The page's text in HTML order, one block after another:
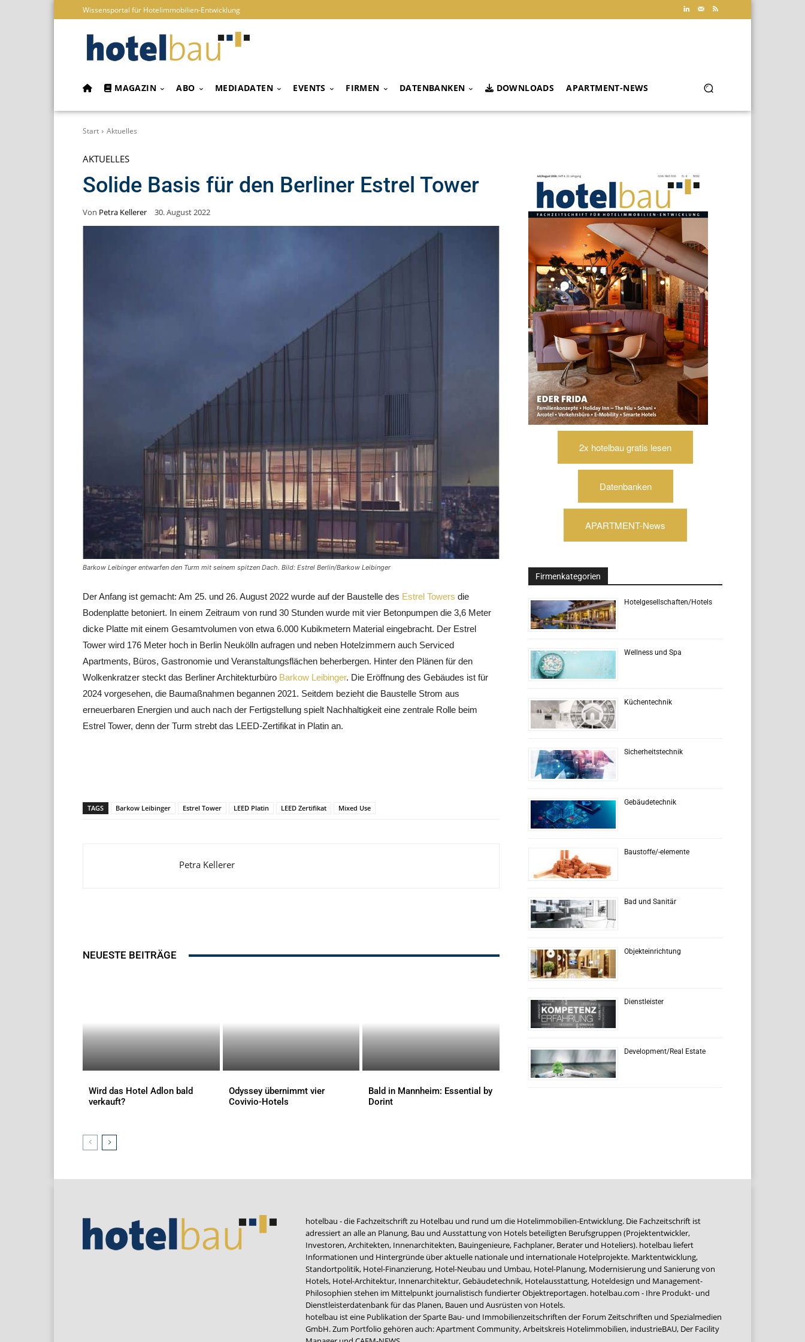
Wissensportal für Hotelimmobilien-Entwicklung
MAGAZIN ABO MEDIADATEN EVENTS FIRMEN DATENBANKEN DOWNLOADS APARTMENT-NEWS
Start Aktuelles
AKTUELLES
Solide Basis für den Berliner Estrel Tower
Von Petra Kellerer 30. August 2022
Barkow Leibinger entwarfen den Turm mit seinem spitzen Dach. Bild: Estrel Berlin/Barkow Leibinger
Der Anfang ist gemacht: Am 25. und 26. August 2022 wurde auf der Baustelle des Estrel Towers die
Bodenplatte betoniert. In einem Zeitraum von rund 30 Stunden wurde mit vier Betonpumpen die 3,6 Meter
dicke Platte mit einem Gesamtvolumen von etwa 6.000 Kubikmetern Material eingebracht. Der Estrel
Tower wird 176 Meter hoch in Berlin Neukölln aufragen und neben Hotelzimmern auch Serviced
Apartments, Büros, Gastronomie und Veranstaltungsflächen beherbergen. Hinter den Plänen für den
Wolkenkratzer steckt das Berliner Architekturbüro Barkow Leibinger. Die Eröffnung des Gebäudes ist für
2024 vorgesehen, die Baumaßnahmen begannen 2021. Seitdem bezieht die Baustelle Strom aus
erneuerbaren Energien und auch nach der Fertigstellung spielt Nachhaltigkeit eine zentrale Rolle beim
Estrel Tower, denn der Turm strebt das LEED-Zertifikat in Platin an.
TAGS Barkow Leibinger Estrel Tower LEED Platin LEED Zertifikat Mixed Use
Petra Kellerer
NEUESTE BEITRÄGE
Wird das Hotel Adlon bald
verkauft?
Odyssey übernimmt vier
Covivio-Hotels
Bald in Mannheim: Essential by
Dorint
2x hotelbau gratis lesen
Datenbanken
APARTMENT-News
Firmenkategorien
Hotelgesellschaften/Hotels
Wellness und Spa
Küchentechnik
Sicherheitstechnik
Gebäudetechnik
Baustoffe/-elemente
Bad und Sanitär
Objekteinrichtung
Dienstleister
Development/Real Estate
hotelbau - die Fachzeitschrift zu Hotelbau und rund um die Hotelimmobilien-Entwicklung. Die Fachzeitschrift ist
adressiert an alle an Planung, Bau und Ausstattung von Hotels beteiligten Berufsgruppen (Projektentwickler,
Investoren, Architekten, Innenarchitekten, Bauingenieure, Fachplaner, Berater und Hoteliers). hotelbau liefert
Informationen und Hintergründe über aktuelle nationale und internationale Hotelprojekte. Marktentwicklung,
Standortpolitik, Hotel-Finanzierung, Hotel-Neubau und Umbau, Hotel-Planung, Modernisierung und Sanierung von
Hotels, Hotel-Architektur, Innenarchitektur, Gebäudetechnik, Hotelausstattung, Hoteldesign und Management-
Philosophien stehen im Mittelpunkt journalistisch fundierter Objektreportagen. hotelbau.com - Ihre Produkt- und
Dienstleisterdatenbank für das Planen, Bauen und Ausrüsten von Hotels.
hotelbau ist eine Publikation der Sparte Bau- und Immobilienzeitschriften der Forum Zeitschriften und Spezialmedien
GmbH. Zum Portfolio gehören auch:Apartment Community,Arbeitskreis Hotelimmobilien, industrieBAU, Der Facility